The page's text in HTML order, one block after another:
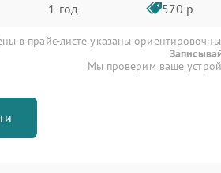
1 год 570 р
в прайс-листе указаны
Мы проверим ваше